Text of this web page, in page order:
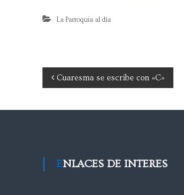
La Parroquia al día
Cuaresma se escribe con «C»
ENLACES DE INTERES